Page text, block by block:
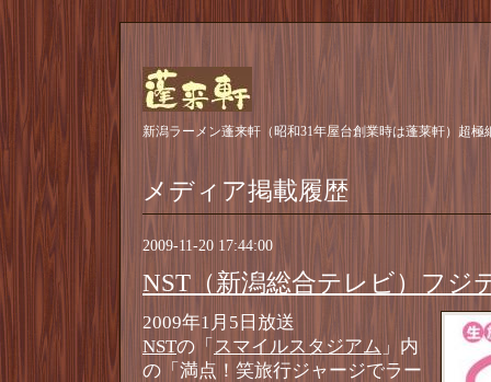
新潟ラーメン蓬来軒（昭和31年屋台創業時は蓬莱軒）超
メディア掲載履歴
2009-11-20 17:44:00
NST（新潟総合テレビ）フジ
2009年1月5日放送
NSTの「 スマイルスタジアム 」内
の「満点！笑旅行ジャージでラー